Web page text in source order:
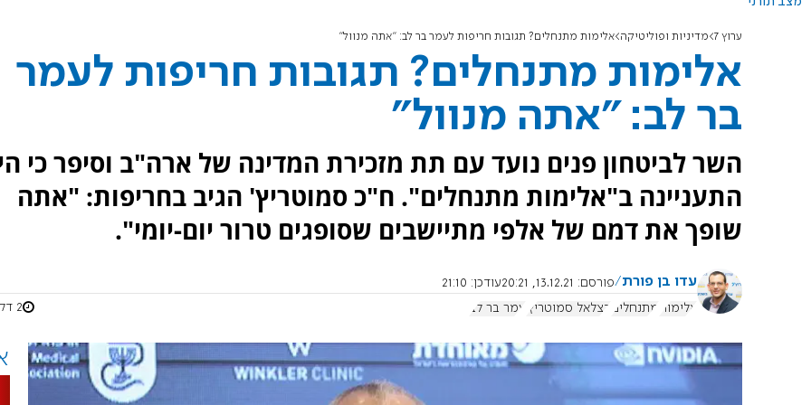
ערוץ 7 מדיניות ופוליטיקה אלימות מתנחלים? תגובות חריפות לעמר בר לב: "אתה מנוול"
אלימות מתנחלים? תגובות חריפות לעמר
בר לב: "אתה מנוול"
השר לביטחון פנים נועד עם תת מזכירת המדינה של ארה"ב וסיפר כי
התעניינה ב"אלימות מתנחלים". ח"כ סמוטריץ' הגיב בחריפות: "אתה
שופך את דמם של אלפי מתיישבים שסופגים טרור יום-יומי".
עדו בן פורת פורסם: 13.12.21, 20:21 עודכן: 21:10
אלימות
מתנחלים בצלאל סמוטריץ' עמר בר לב 2 דקות